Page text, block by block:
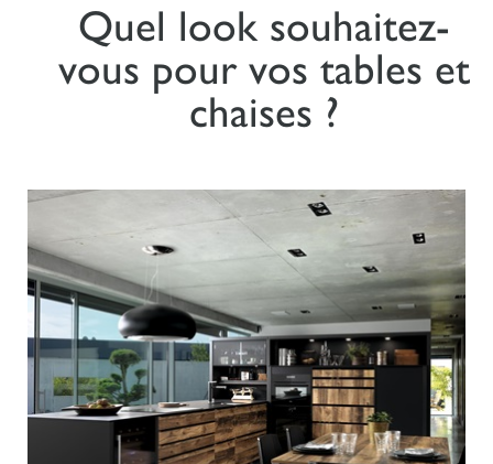
Quel look souhaitez-
vous pour vos tables et
chaises ?